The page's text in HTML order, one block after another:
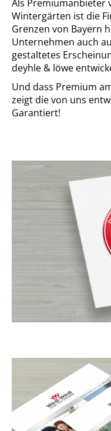
Als Premiumanbieter
Wintergärten ist die
Grenzen von Bayern
Unternehmen auch
gestaltetes
deyhle & löwe
Und dass Premium
zeigt die von uns
Garantiert!